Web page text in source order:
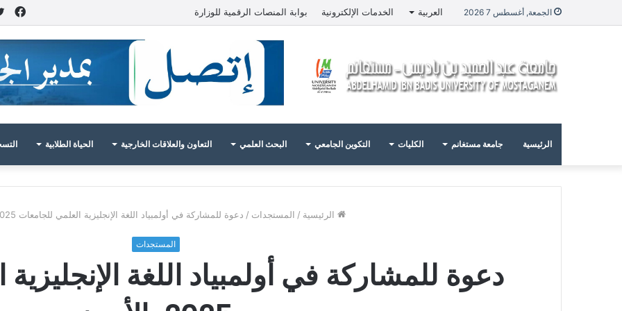
الجمعة, أغسطس 7 2026 العربية الخدمات الإلكترونية بوابة المنصات الرقمية للوزارة
الرئيسية جامعة مستغانم الكليات التكوين الجامعي البحث العلمي التعاون والعلاقات الخارجية الحياة الطلابية
الرئيسية / المستجدات / دعوة للمشاركة في أولمبياد اللغة الإنجليزية العلمي للجامعات 2025 بالأردن
المستجدات
دعوة للمشاركة في أولمبياد اللغة